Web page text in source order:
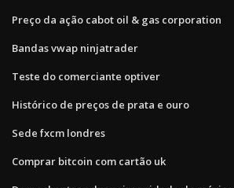
Preço da ação cabot oil & gas corporation
Bandas vwap ninjatrader
Teste do comerciante optiver
Histórico de preços de prata e ouro
Sede fxcm londres
Comprar bitcoin com cartão uk